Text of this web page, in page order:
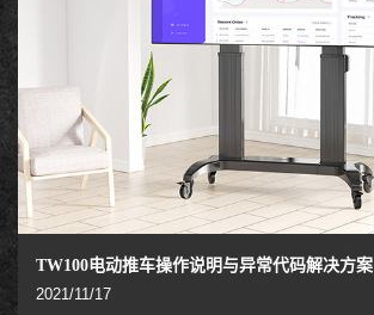
TW100电动推车操作说明与异常代码解决方案
2021/11/17